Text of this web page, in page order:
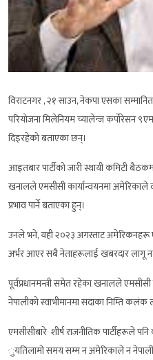
विराटनगर , २१ साउन, नेकपा एसका
परियोजना मिलेनियम च्यालेन्ज कर्पोरेसन
दिइरहेको बताएका छन्।
आइतबार पार्टीको जारी स्थायी कमिटी
खनालले एमसीसी कार्यान्वयनमा अमेरिकाले
प्रभाव पार्ने बताएका हुन्।
उनले भने, यही २०२३ अगस्ताट अमेरिकनहरू
अर्भर आएर सबै नेताहरूलाई खबरदार
पूर्वप्रधानमन्त्री समेत रहेका खनालले
नेपालीको स्वाभीमानमा सदाका निम्ति
एमसीसीबारे शीर्ष राजनीतिक पार्टीहरूले
ुयतिलामो समय सम्म न अमेरिकाले न